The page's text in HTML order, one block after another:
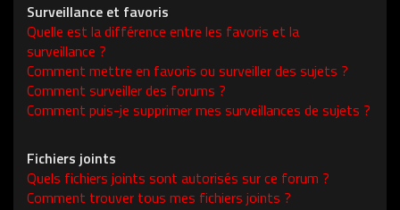
Surveillance et favoris
Quelle est la différence entre les favoris et la
surveillance ?
Comment mettre en favoris ou surveiller des sujets ?
Comment surveiller des forums ?
Comment puis-je supprimer mes surveillances de sujets ?
Fichiers joints
Quels fichiers joints sont autorisés sur ce forum ?
Comment trouver tous mes fichiers joints ?